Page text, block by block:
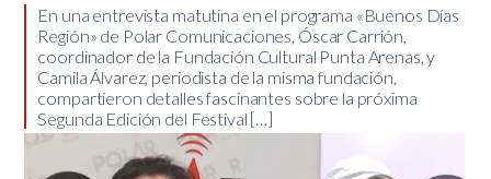
En una entrevista matutina en el programa «Buenos Días
Región» de Polar Comunicaciones, Óscar Carrión,
coordinador de la Fundación Cultural Punta Arenas, y
Camila Álvarez, periodista de la misma fundación,
compartieron detalles fascinantes sobre la próxima
Segunda Edición del Festival […]